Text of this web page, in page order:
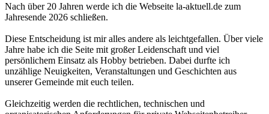
Nach über 20 Jahren werde ich die Webseite la-aktuell.de zum
Jahresende 2026 schließen.
Diese Entscheidung ist mir alles andere als leichtgefallen. Über viele
Jahre habe ich die Seite mit großer Leidenschaft und viel
persönlichem Einsatz als Hobby betrieben. Dabei durfte ich
unzählige Neuigkeiten, Veranstaltungen und Geschichten aus
unserer Gemeinde mit euch teilen.
Gleichzeitig werden die rechtlichen, technischen und